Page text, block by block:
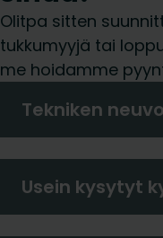
Olitpa sitten
tukkumyyjä tai
me hoidamme
Tekniken
Usein kysytyt